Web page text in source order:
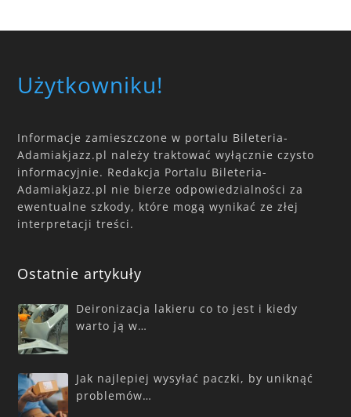
Użytkowniku!
Informacje zamieszczone w portalu Bileteria-
Adamiakjazz.pl należy traktować wyłącznie czysto
informacyjnie. Redakcja Portalu Bileteria-
Adamiakjazz.pl nie bierze odpowiedzialności za
ewentualne szkody, które mogą wynikać ze złej
interpretacji treści.
Ostatnie artykuły
Deironizacja lakieru co to jest i kiedy
warto ją w…
Jak najlepiej wysyłać paczki, by uniknąć
problemów…